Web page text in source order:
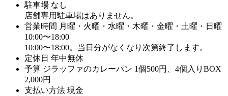
駐車場 なし
店舗専用駐車場はありません。
営業時間 月曜・火曜・水曜・木曜・金曜・土曜・日曜
10:00〜18:00
10:00〜18:00。当日分がなくなり次第終了します。
定休日 年中無休
予算 ジラッファのカレーパン 1個500円、4個入りBOX
2,000円
支払い方法 現金